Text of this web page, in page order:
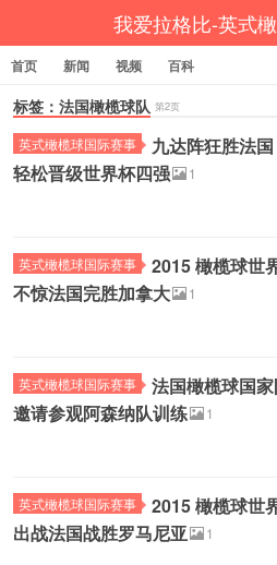
我爱拉格比-英式
首页 新闻 视频 百科
标签：法国橄榄球队 第2页
英式橄榄球国际赛事
九达阵狂胜法
轻松晋级世界杯四强
1
英式橄榄球国际赛事
2015 橄榄球世
不惊法国完胜加拿大
1
英式橄榄球国际赛事
法国橄榄球国
邀请参观阿森纳队训练
1
英式橄榄球国际赛事
2015 橄榄球世
出战法国战胜罗马尼亚
1